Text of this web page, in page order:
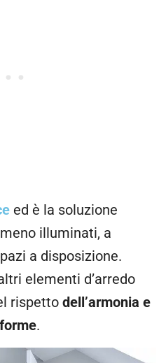
ed è la soluzione
illuminati, a
a disposizione.
elementi d’arredo
rispetto dell’armonia e
.